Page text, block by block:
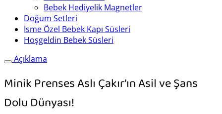
Bebek Hediyelik Magnetler
Doğum Setleri
İsme Özel Bebek Kapı Süsleri
Hoşgeldin Bebek Süsleri
Açıklama
Minik Prenses Aslı Çakır’ın Asil ve Şans
Dolu Dünyası!